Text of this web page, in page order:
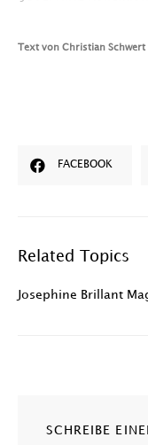
Text von Christian Schwert
FACEBOOK
Related Topics
Josephine Brillant
SCHREIBE